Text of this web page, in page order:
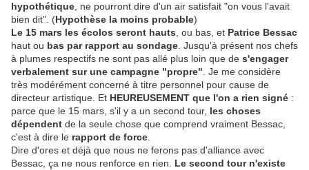
hypothétique , ne pourront dire d'un air satisfait "on vous l'avait
bien dit". (Hypothèse la moins probable)
Le 15 mars les écolos seront hauts , ou bas, et Patrice Bessac
haut ou bas par rapport au sondage . Jusqu'à présent nos chefs
à plumes respectifs ne sont pas allé plus loin que de s'engager
verbalement sur une campagne "propre" . Je me considère
très modérément concerné à titre personnel pour cause de
directeur artistique. Et HEUREUSEMENT que l'on a rien signé :
parce que le 15 mars, s'il y a un second tour, les choses
dépendent de la seule chose que comprend vraiment Bessac,
c'est à dire le rapport de force
Dire d'ores et déjà que nous ne ferons pas d'alliance avec
Bessac, ça ne nous renforce en rien. Le second tour n'existe